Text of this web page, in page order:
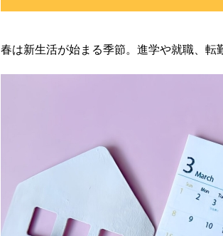
春は新生活が始まる季節。進学や就職、